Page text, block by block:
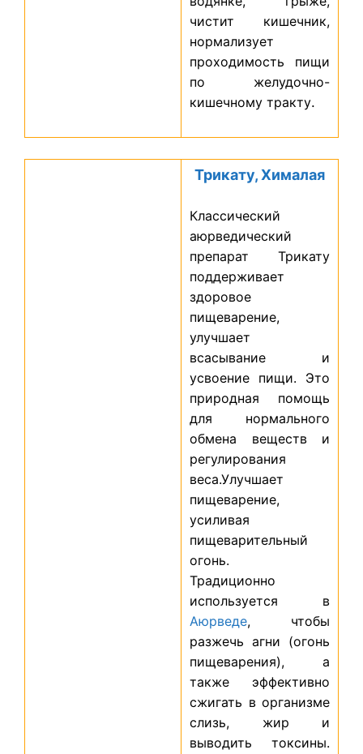
чистит кишечник,
нормализует
проходимость пищи
по желудочно-
кишечному тракту.
Трикату, Хималая
Классический
аюрведический
препарат Трикату
поддерживает
здоровое
пищеварение,
улучшает
всасывание и
усвоение пищи. Это
природная помощь
для нормального
обмена веществ и
регулирования
веса.Улучшает
пищеварение,
усиливая
пищеварительный
огонь.
Традиционно
используется в
Аюрведе, чтобы
разжечь агни (огонь
пищеварения), а
также эффективно
сжигать в организме
слизь, жир и
выводить токсины.